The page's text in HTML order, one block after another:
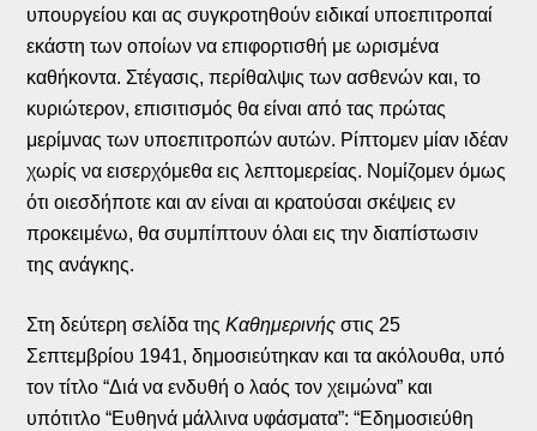
υπουργείου και ας συγκροτηθούν ειδικαί υποεπιτροπαί
εκάστη των οποίων να επιφορτισθή με ωρισμένα
καθήκοντα. Στέγασις, περίθαλψις των ασθενών και, το
κυριώτερον, επισιτισμός θα είναι από τας πρώτας
μερίμνας των υποεπιτροπών αυτών. Ρίπτομεν μίαν ιδέαν
χωρίς να εισερχόμεθα εις λεπτομερείας. Νομίζομεν όμως
ότι οιεσδήποτε και αν είναι αι κρατούσαι σκέψεις εν
προκειμένω, θα συμπίπτουν όλαι εις την διαπίστωσιν
της ανάγκης.
Στη δεύτερη σελίδα τηςΚαθημερινής στις 25
Σεπτεμβρίου 1941, δημοσιεύτηκαν και τα ακόλουθα, υπό
τον τίτλο “Διά να ενδυθή ο λαός τον χειμώνα” και
υπότιτλο “Ευθηνά μάλλινα υφάσματα”: “Εδημοσιεύθη